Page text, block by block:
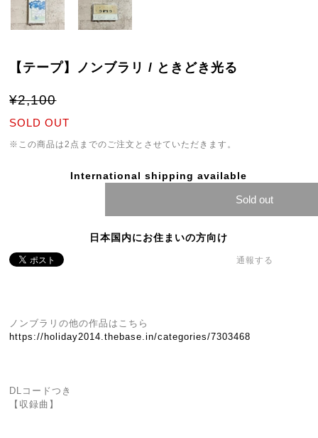
【テープ】ノンブラリ / ときどき光る
¥2,100
SOLD OUT
※この商品は2点までのご注文とさせていただきます。
International shipping available
Sold out
日本国内にお住まいの方向け
通報する
ノンブラリの他の作品はこちら
https://holiday2014.thebase.in/categories/7303468
DLコードつき
【収録曲】